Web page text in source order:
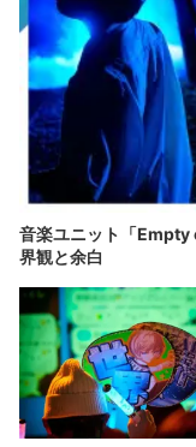
音楽ユニット「
界観と余白